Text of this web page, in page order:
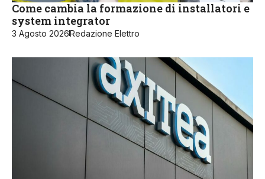
Come cambia la formazione di installatori e
system integrator
3 Agosto 2026Redazione Elettro